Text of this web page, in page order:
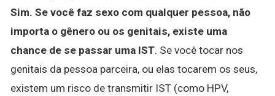
Sim. Se você faz sexo com qualquer pessoa, não
importa o gênero ou os genitais, existe uma
chance de se passar uma IST. Se você tocar nos
genitais da pessoa parceira, ou elas tocarem os seus,
existem um risco de transmitir IST (como HPV,